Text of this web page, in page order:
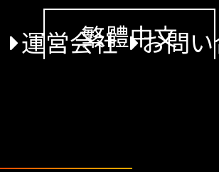
運営会社 お問
繁體中文